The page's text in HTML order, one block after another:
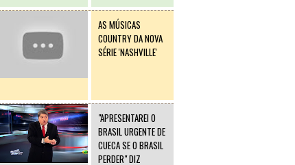
AS MÚSICAS
COUNTRY DA NOVA
SÉRIE 'NASHVILLE'
"APRESENTAREI O
BRASIL URGENTE DE
CUECA SE O BRASIL
PERDER" DIZ